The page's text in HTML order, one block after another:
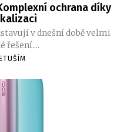
ochrana díky
v dnešní době velmi
řešení....